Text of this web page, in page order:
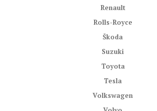
Renault
Rolls-Royce
Škoda
Suzuki
Toyota
Tesla
Volkswagen